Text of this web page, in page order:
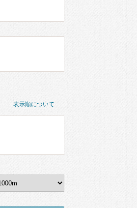
表示順について